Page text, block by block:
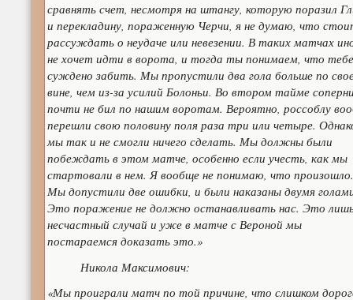
сравнять счет, несмотря на штангу, которую поразил
и перекладину, пораженную Черчи, я не думаю, что
рассуждать о неудаче или невезении. В таких матчах
не хочет идти в ворота, и тогда ты понимаем, что
суждено забить. Мы пропустили два гола больше по
вине, чем из-за усилий Болоньи. Во втором тайме
почти не бил по нашим воротам. Вероятно, россоблу
перешли свою половину поля раза три или четыре.
мы так и не смогли ничего сделать. Мы должны были
побеждать в этом матче, особенно если учесть, как мы
стартовали в нем. Я вообще не понимаю, что произошло.
Мы допустили две ошибки, и были наказаны двумя
Это поражение не должно останавливать нас. Это
несчастный случай и уже в матче с Вероной мы
постараемся доказать это.»
Никола Максимович:
«Мы проиграли матч по той причине, что слишком